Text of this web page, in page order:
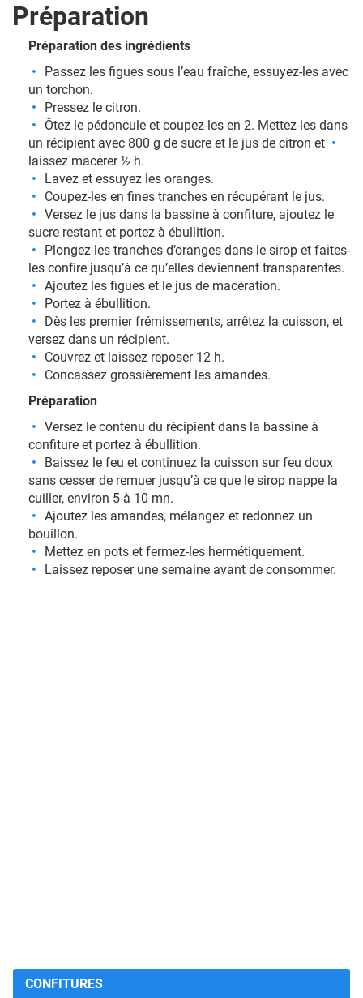
Préparation
Préparation des ingrédients
Passez les figues sous l’eau fraîche, essuyez-les avec
un torchon.
Pressez le citron.
Ôtez le pédoncule et coupez-les en 2. Mettez-les dans
un récipient avec 800 g de sucre et le jus de citron et
laissez macérer ½ h.
Lavez et essuyez les oranges.
Coupez-les en fines tranches en récupérant le jus.
Versez le jus dans la bassine à confiture, ajoutez le
sucre restant et portez à ébullition.
Plongez les tranches d’oranges dans le sirop et faites-
les confire jusqu’à ce qu’elles deviennent transparentes.
Ajoutez les figues et le jus de macération.
Portez à ébullition.
Dès les premier frémissements, arrêtez la cuisson, et
versez dans un récipient.
Couvrez et laissez reposer 12 h.
Concassez grossièrement les amandes.
Préparation
Versez le contenu du récipient dans la bassine à
confiture et portez à ébullition.
Baissez le feu et continuez la cuisson sur feu doux
sans cesser de remuer jusqu’à ce que le sirop nappe la
cuiller, environ 5 à 10 mn.
Ajoutez les amandes, mélangez et redonnez un
bouillon.
Mettez en pots et fermez-les hermétiquement.
Laissez reposer une semaine avant de consommer.
CONFITURES